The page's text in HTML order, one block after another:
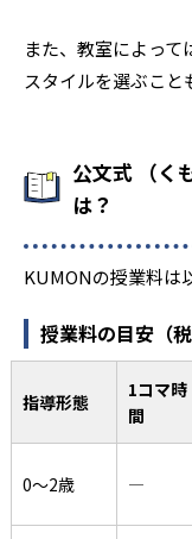
また、教室によっ
スタイルを選ぶこと
公文式 （く
は？
KUMONの授業料は
授業料の目安（税
指導形態
1コマ時
間
0〜2歳 ―